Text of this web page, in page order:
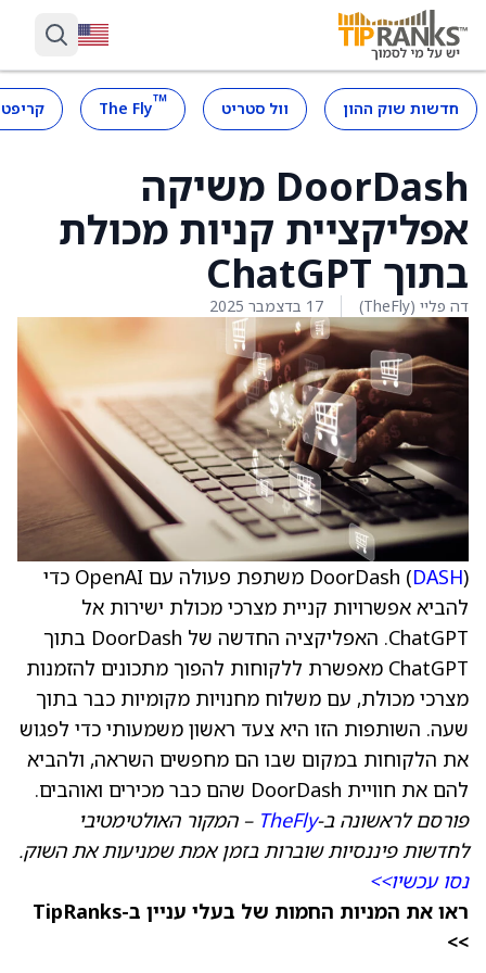
חדשות שוק ההון וול סטריט ™
The Fly
DoorDash משיקה
אפליקציית קניות מכולת
בתוך ChatGPT
דה פליי (TheFly) 17 בדצמבר 2025
DoorDash (DASH
) משתפת פעולה עם OpenAI כדי
להביא אפשרויות קניית מצרכי מכולת ישירות אל
ChatGPT. האפליקציה החדשה של DoorDash בתוך
ChatGPT מאפשרת ללקוחות להפוך מתכונים להזמנות
מצרכי מכולת, עם משלוח מחנויות מקומיות כבר בתוך
שעה. השותפות הזו היא צעד ראשון משמעותי כדי לפגוש
את הלקוחות במקום שבו הם מחפשים השראה, ולהביא
להם את חוויית DoorDash שהם כבר מכירים ואוהבים.
פורסם לראשונה ב-TheFly – המקור האולטימטיבי
לחדשות פיננסיות שוברות בזמן אמת שמניעות את השוק.
נסו עכשיו>>
ראו את המניות החמות של בעלי עניין ב-TipRanks
>>